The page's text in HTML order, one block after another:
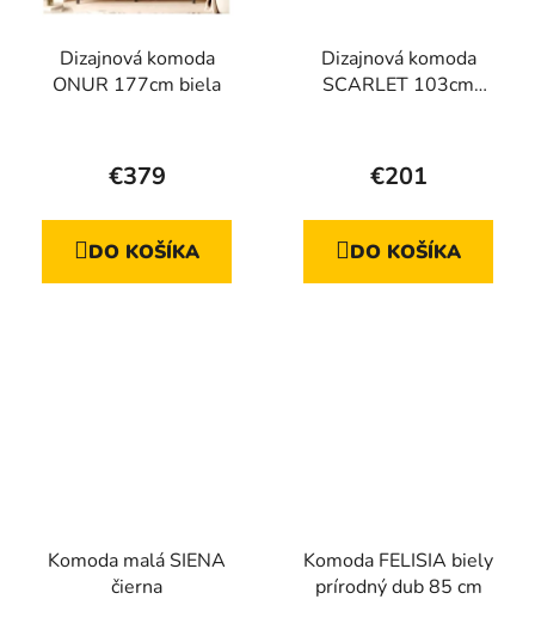
Dizajnová komoda
ONUR 177cm biela
€379
DO KOŠÍKA
Dizajnová komoda
SCARLET 103cm
hodnotenie
je
5,0
€201
DO KOŠÍKA
Komoda malá SIENA
čierna
Komoda FELISIA biely
prírodný dub 85 cm